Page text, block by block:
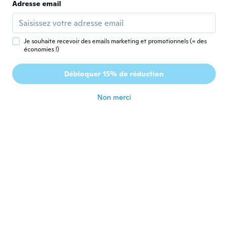
Inscrit depuis 2018
il y a 6 ans
真 Inscrit depuis 2017 · 14 avis · 1 chargements
花の靴下、顔の向きが左右逆になっていた
Adresse email
Je souhaite recevoir des emails marketing et promotionnels (= des
économies !)
Débloquer 15% de réduction
Non merci